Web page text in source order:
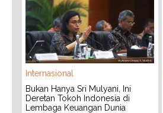
Internasional
Bukan Hanya Sri Mulyani, Ini
Deretan Tokoh Indonesia di
Lembaga Keuangan Dunia